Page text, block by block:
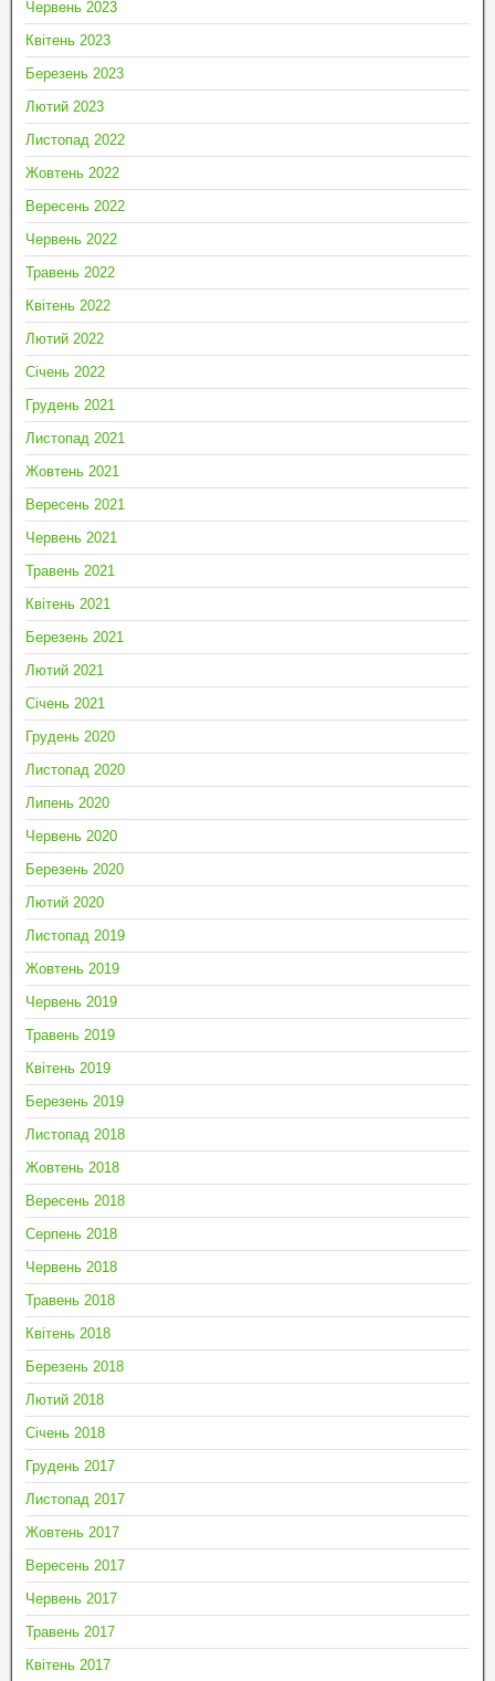
Червень 2023
Квітень 2023
Березень 2023
Лютий 2023
Листопад 2022
Жовтень 2022
Вересень 2022
Червень 2022
Травень 2022
Квітень 2022
Лютий 2022
Січень 2022
Грудень 2021
Листопад 2021
Жовтень 2021
Вересень 2021
Червень 2021
Травень 2021
Квітень 2021
Березень 2021
Лютий 2021
Січень 2021
Грудень 2020
Листопад 2020
Липень 2020
Червень 2020
Березень 2020
Лютий 2020
Листопад 2019
Жовтень 2019
Червень 2019
Травень 2019
Квітень 2019
Березень 2019
Листопад 2018
Жовтень 2018
Вересень 2018
Серпень 2018
Червень 2018
Травень 2018
Квітень 2018
Березень 2018
Лютий 2018
Січень 2018
Грудень 2017
Листопад 2017
Жовтень 2017
Вересень 2017
Червень 2017
Травень 2017
Квітень 2017